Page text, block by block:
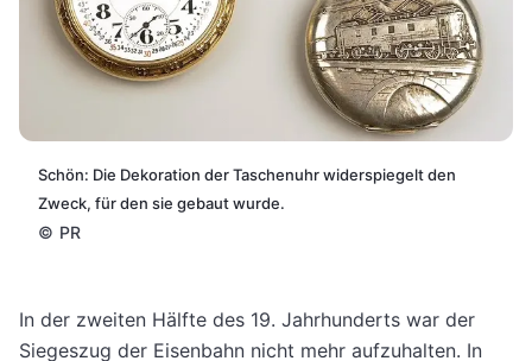
Schön: Die Dekoration der Taschenuhr widerspiegelt den
Zweck, für den sie gebaut wurde.
© PR
In der zweiten Hälfte des 19. Jahrhunderts war der
Siegeszug der Eisenbahn nicht mehr aufzuhalten. In